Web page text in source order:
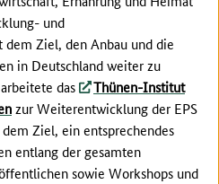
und
Ziel, den Anbau und die
in Deutschland weiter zu
das
Thünen-Institut
zur Weiterentwicklung der EPS
Ziel, ein entsprechendes
entlang der gesamten
sowie Workshops und